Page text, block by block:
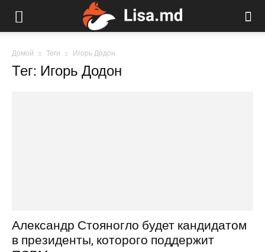
Домой Теги Игорь Додон
Тег: Игорь Додон
Александр Стояногло будет кандидатом
в президенты, которого поддержит